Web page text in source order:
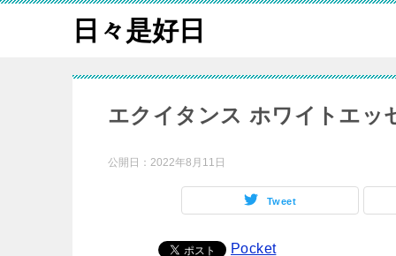
日々是好日
エクイタンス ホワイトエッ
公開日： 2022年8月11日
Tweet
Pocket